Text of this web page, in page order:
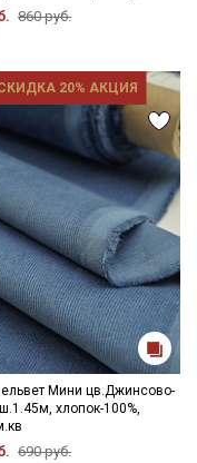
860 руб.
20% АКЦИЯ
Мини цв.Джинсово-
хлопок-100%,
690 руб.